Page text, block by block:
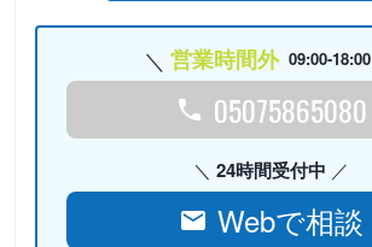
営業時間外 09:00-18:00
05075865080
24時間受付中
Webで相談